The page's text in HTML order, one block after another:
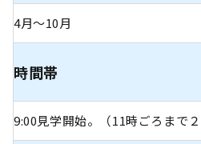
4月〜10月
時間帯
9:00見学開始。（11時ごろまで２